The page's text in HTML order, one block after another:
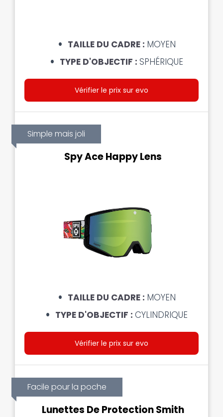
TAILLE DU CADRE : MOYEN
TYPE D'OBJECTIF : SPHÉRIQUE
Vérifier le prix sur evo
Simple mais joli
Spy Ace Happy Lens
TAILLE DU CADRE : MOYEN
TYPE D'OBJECTIF : CYLINDRIQUE
Vérifier le prix sur evo
Facile pour la poche
Lunettes De Protection Smith